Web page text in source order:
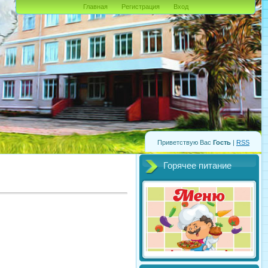
Приветствую Вас Гость | RSS
Главная Регистрация Вход
Горячее питание